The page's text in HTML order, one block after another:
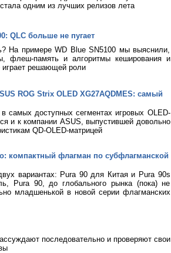
одним из лучших релизов лета
QLC больше не пугает
На примере WD Blue SN5100 мы выяснили,
флеш-память и алгоритмы кеширования и
играет решающей роли
ROG Strix OLED XG27AQDMES: самый
самых доступных сегментах игровых OLED-
и к компании ASUS, выпустившей довольно
QD-OLED-матрицей
компактный флагман по субфлагманской
вариантах: Pura 90 для Китая и Pura 90s
Pura 90, до глобального рынка (пока) не
младшенькой в новой серии флагманских
последовательно и проверяют свои